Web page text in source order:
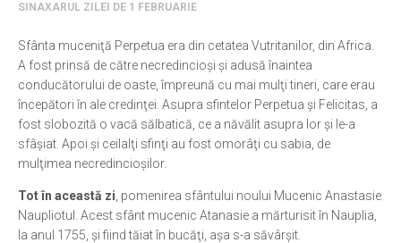
Noi și Biserica
Rânduieli liturgice
Predici și cateheze
Pelerinaje
Ortodox în diaspora
Evenimente
Biserici și mănăstiri
Viață curată
SINAXARUL ZILEI DE 1 FEBRUARIE
Sfânta muceniţă Perpetua era din cetatea Vutritanilor, din Africa.
A fost prinsă de către necredincioşi şi adusă înaintea
conducătorului de oaste, împreună cu mai mulţi tineri, care erau
începători în ale credinţei. Asupra sfintelor Perpetua şi Felicitas, a
fost slobozită o vacă sălbatică, ce a năvălit asupra lor şi le-a
sfâşiat. Apoi şi ceilalţi sfinţi au fost omorâţi cu sabia, de
mulţimea necredincioşilor.
Tot în această zi , pomenirea sfântului noului Mucenic Anastasie
Naupliotul. Acest sfânt mucenic Atanasie a mărturisit în Nauplia,
la anul 1755, şi fiind tăiat în bucăţi, așa s-a săvârşit.